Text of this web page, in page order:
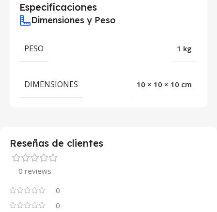
Especificaciones
Dimensiones y Peso
PESO 1 kg
DIMENSIONES 10 × 10 × 10 cm
Reseñas de clientes
0 reviews
0
0